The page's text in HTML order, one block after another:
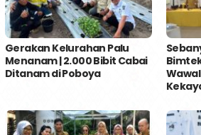
Gerakan Kelurahan Palu
Menanam | 2.000 Bibit Cabai
Ditanam di Poboya